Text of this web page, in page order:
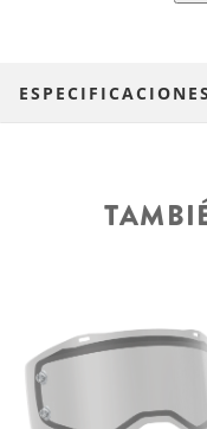
ESPECIFICACIONES